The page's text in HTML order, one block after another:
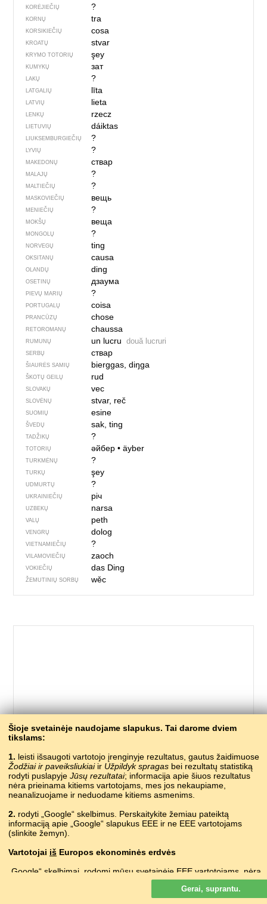
KORĖJIEČIŲ ?
KORNŲ tra
KORSIKIEČIŲ cosa
KROATŲ stvar
KRYMO TOTORIŲ şey
KUMYKŲ зат
LAKŲ ?
LATGALIŲ līta
LATVIŲ lieta
LENKŲ rzecz
LIETUVIŲ dáiktas
LIUKSEMBURGIEČIŲ ?
LYVIŲ ?
MAKEDONŲ ствар
MALAJŲ ?
MALTIEČIŲ ?
MASKOVIEČIŲ вещь
MENIEČIŲ ?
MOKŠŲ веща
MONGOLŲ ?
NORVEGŲ ting
OKSITANŲ causa
OLANDŲ ding
OSETINŲ дзаума
PIEVŲ MARIŲ ?
PORTUGALŲ coisa
PRANCŪZŲ chose
RETOROMANŲ chaussa
RUMUNŲ un lucru două lucruri
SERBŲ ствар
ŠIAURĖS SAMIŲ bierggas, diŋga
ŠKOTŲ GEILŲ rud
SLOVAKŲ vec
SLOVĖNŲ stvar, reč
SUOMIŲ esine
ŠVEDŲ sak, ting
TADŽIKŲ ?
TOTORIŲ әйбер• äyber
TURKMĖNŲ ?
TURKŲ şey
UDMURTŲ ?
UKRAINIEČIŲ річ
UZBEKŲ narsa
VALŲ peth
VENGRŲ dolog
VIETNAMIEČIŲ ?
VILAMOVIEČIŲ zaoch
VOKIEČIŲ das Ding
ŽEMUTINIŲ SORBŲ wěc
499 – ùpė
ABCHAZŲ аӡиас
ADIGŲ псыхъо
AGULŲ нецIв
AIRIŲ abhainn
ANGLŲ river
ARMĖNŲ գետ
AUKŠTUTINIŲ SORBŲ rěka
Šioje svetainėje naudojame slapukus. Tai darome dviem
tikslams:
1. leisti išsaugoti vartotojo įrenginyje rezultatus, gautus žaidimuose
Žodžiai ir paveiksliukiaiir Užpildyk spragas bei rezultatų statistiką
rodyti puslapyje Jūsų rezultatai; informacija apie šiuos rezultatus
nėra prieinama kitiems vartotojams, mes jos nekaupiame,
neanalizuojame ir neduodame kitiems asmenims.
2. rodyti „Google“ skelbimus. Perskaitykite žemiau pateiktą
informaciją apie „Google“ slapukus EEE ir ne EEE vartotojams
(slinkite žemyn).
Vartotojai iš Europos ekonominės erdvės
„Google“ skelbimai, rodomi mūsų svetainėje EEE vartotojams, nėra
suasmeninti. Nors šie skelbimai slapukų nenaudoja suasmeninimui,
bet jie juos naudoja, kad būtų galima riboti dažnumą, parengti
suvestines ataskaitas apie skelbimus ir kovoti su sukčiavimu ir
Gerai, suprantu.